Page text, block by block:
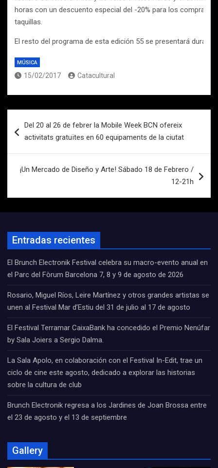
horas con un descuento especial del -20% para los
taquillas.
El resto del programa de esta edición 55 se presentará
MÚSICA
15/02/2017 Catacultural
de
Del 20 al 26 de febrer la Mobile Week BCN ofereix
activitats gratuïtes en 60 equipaments de la ciutat
¡Un Mercado de Diseño y Arte! Sábado 18 de Febrero /
12-21h
Entradas recientes
El Brunch Electronik Festival celebra su macro-evento anual en
el Parc del Fòrum Barcelona 7, 8 y 9 de agosto de 2026
Rosario, Miguel Ríos, Leire Martínez y otros grandes artistas se
unen al Festival Mar d’Estiu del 31 de julio al 17 de agosto
El Festival Terramar CaixaBank ha concedido el Premio Nenúfar
by Sala Joiers a Sergio Dalma.
La Sala Apolo, en colaboración con el Festival In-Edit, trae un
ciclo de cine este agosto, dedicado a explorar las historias
sobre la cultura de club
Brunch Electronik regresa a los Jardines de Joan Brossa entre
el 23 de agosto y el 13 de septiembre
Gallery